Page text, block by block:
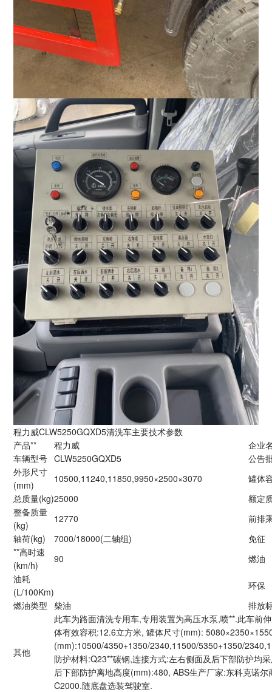
程力威CLW5250GQXD5清洗车主要技术参数
产品**
程力威
企业
车辆型号 CLW5250GQXD5
公告
外形尺寸
(mm)
10500,11240,11850,9950×2500×3070
罐体
总质量(kg)25000
额定
整备质量
(kg)
12770
前排
轴荷(kg)
7000/18000(二轴组)
免征
**高时速
(km/h)
90
燃油
油耗
(L/100Km)
环保
燃油类型
柴油 排放
其他
此车为路面清洗专用车,专用装置为高压水泵,喷**.此车前
体有效容积:12.6立方米, 罐体尺寸(mm):
(mm):10500/4350+1350/2340,11500/5350+1350/
防护材料:Q23**碳钢,连接方式:左右侧面及后下部防护均
后下部防护离地高度(mm):480, ABS生产厂家:东科克诺
C2000.随底盘选装驾驶室.